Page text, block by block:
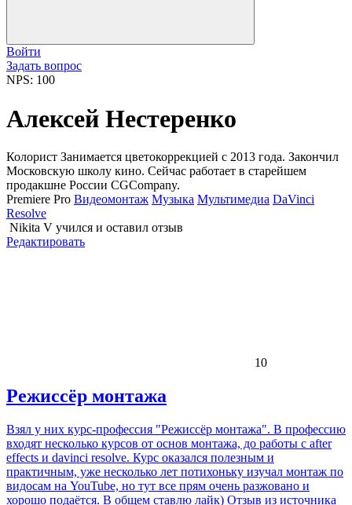
Войти
Задать вопрос
NPS: 100
Алексей Нестеренко
Колорист Занимается цветокоррекцией с 2013 года. Закончил
Московскую школу кино. Сейчас работает в старейшем
продакшне России CGCompany.
Premiere Pro Видеомонтаж Музыка Мультимедиа DaVinci
Resolve
Nikita V учился и оставил отзыв
Редактировать
10
Режиссёр монтажа
Взял у них курс-профессия "Режиссёр монтажа". В профессию
входят несколько курсов от основ монтажа, до работы с after
effects и davinci resolve. Курс оказался полезным и
практичным, уже несколько лет потихоньку изучал монтаж по
видосам на YouTube, но тут все прям очень разжовано и
хорошо подаётся. В общем ставлю лайк) Отзыв из источника